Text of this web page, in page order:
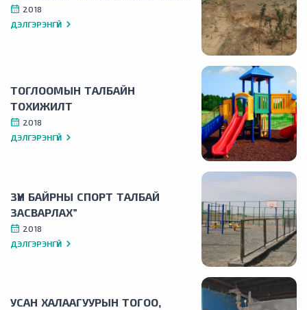
2018
ДЭЛГЭРЭНГҮЙ
ТОГЛООМЫН ТАЛБАЙН
ТОХИЖИЛТ
2018
ДЭЛГЭРЭНГҮЙ
ЗҮҮН БАЙРНЫ СПОРТ ТАЛБАЙ
ЗАСВАРЛАХ”
2018
ДЭЛГЭРЭНГҮЙ
УСАН ХАЛААГУУРЫН ТОГОО,